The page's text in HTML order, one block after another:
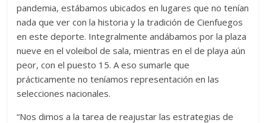
pandemia, estábamos ubicados en lugares que no tenían
nada que ver con la historia y la tradición de Cienfuegos
en este deporte. Integralmente andábamos por la plaza
nueve en el voleibol de sala, mientras en el de playa aún
peor, con el puesto 15. A eso sumarle que
prácticamente no teníamos representación en las
selecciones nacionales.
“Nos dimos a la tarea de reajustar las estrategias de